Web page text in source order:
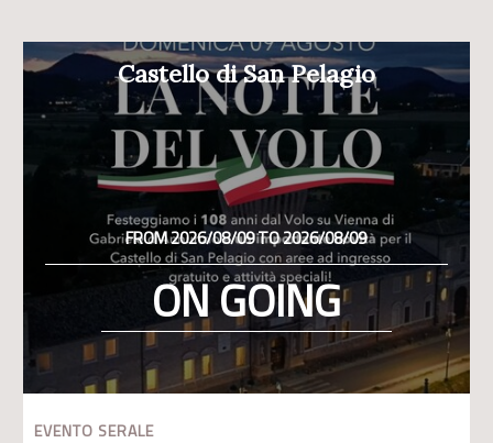
Castello di San Pelagio
FROM 2026/08/09 TO 2026/08/09
ON GOING
EVENTO SERALE